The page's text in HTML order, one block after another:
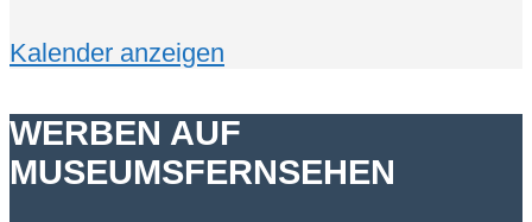
Kalender anzeigen
WERBEN AUF
MUSEUMSFERNSEHEN